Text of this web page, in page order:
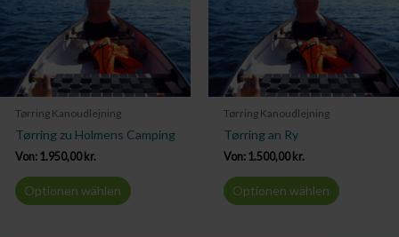
Tørring Kanoudlejning
Tørring zu Holmens Camping
Von: 1.950,00 kr.
Optionen wählen
Tørring Kanoudlejning
Tørring an Ry
Von: 1.500,00 kr.
Optionen wählen